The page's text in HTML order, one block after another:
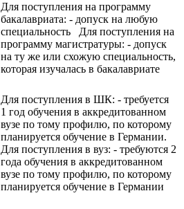
Для поступления на программу
бакалавриата: - допуск на любую
специальность Для поступления на
программу магистратуры: - допуск
на ту же или схожую специальность,
которая изучалась в бакалавриате
Для поступления в ШК: - требуется
1 год обучения в аккредитованном
вузе по тому профилю, по которому
планируется обучение в Германии.
Для поступления в вуз: - требуются 2
года обучения в аккредитованном
вузе по тому профилю, по которому
планируется обучение в Германии